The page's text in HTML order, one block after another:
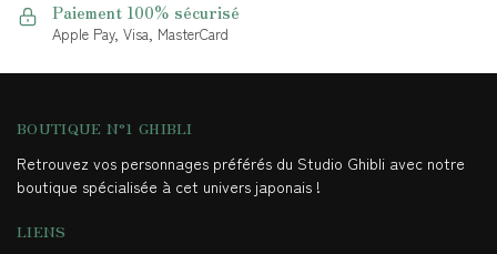
Paiement 100% sécurisé
Apple Pay, Visa, MasterCard
BOUTIQUE N°1 GHIBLI
Retrouvez vos personnages préférés du Studio Ghibli avec notre
boutique spécialisée à cet univers japonais !
LIENS